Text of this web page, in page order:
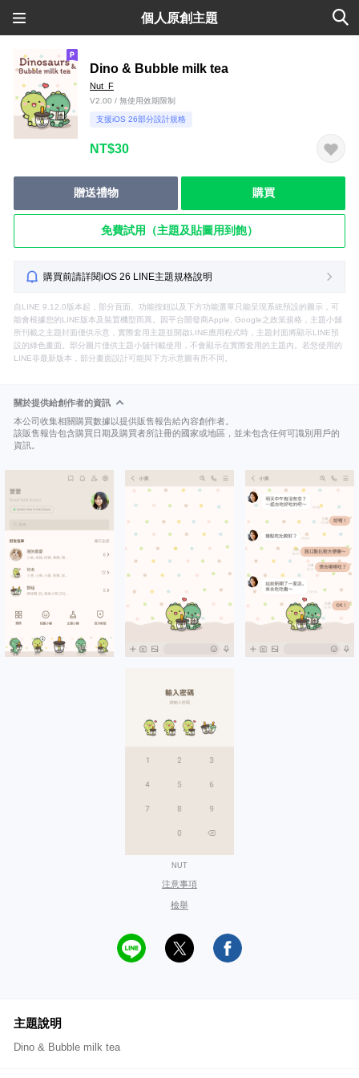
個人原創主題
Dino & Bubble milk tea
Nut_F
V2.00 / 無使用效期限制
支援iOS 26部分設計規格
NT$30
贈送禮物 購買
免費試用（主題及貼圖用到飽）
購買前請詳閱iOS 26 LINE主題規格說明
自LINE 9.12.0版本起，部分頁面、功能按鈕以及下方功能選單只能呈現系統預設的圖示，可
能會根據您的LINE版本及裝置機型而異。因平台開發商Apple, Google之政策規格，主題小舖
所刊載之主題封面僅供示意，實際套用主題並開啟LINE應用程式時，主題封面將顯示LINE預
設的綠色畫面。部分圖片僅供主題小舖刊載使用，不會顯示在實際套用的主題內。若您使用的
LINE非最新版本，部分畫面設計可能與下方示意圖有所不同。
關於提供給創作者的資訊
本公司收集相關購買數據以提供販售報告給內容創作者。
該販售報告包含購買日期及購買者所註冊的國家或地區，並未包含任何可識別用戶的
資訊。
NUT
注意事項
檢舉
主題說明
Dino & Bubble milk tea